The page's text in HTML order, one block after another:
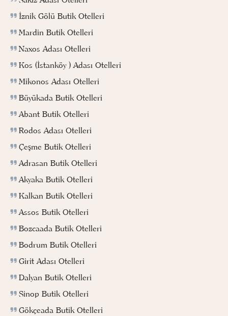
İznik Gölü Butik Otelleri
Mardin Butik Otelleri
Naxos Adası Otelleri
Kos (İstanköy ) Adası Otelleri
Mikonos Adası Otelleri
Büyükada Butik Otelleri
Abant Butik Otelleri
Rodos Adası Otelleri
Çeşme Butik Otelleri
Adrasan Butik Otelleri
Akyaka Butik Otelleri
Kalkan Butik Otelleri
Assos Butik Otelleri
Bozcaada Butik Otelleri
Bodrum Butik Otelleri
Girit Adası Otelleri
Dalyan Butik Otelleri
Sinop Butik Otelleri
Gökçeada Butik Otelleri